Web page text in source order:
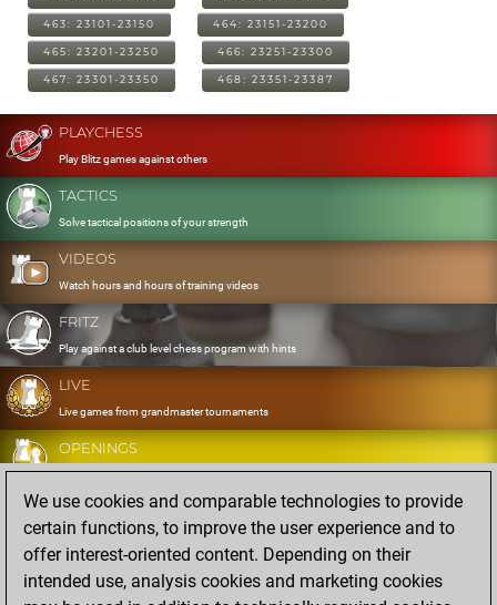
463: 23101-23150 464: 23151-23200
465: 23201-23250 466: 23251-23300
467: 23301-23350 468: 23351-23387
PLAYCHESS
Play Blitz games against others
TACTICS
Solve tactical positions of your strength
VIDEOS
Watch hours and hours of training videos
FRITZ
Play against a club level chess program with hints
LIVE
Live games from grandmaster tournaments
OPENINGS
Develop and exercise your openings
DATABASE
Eight million strong games
MYGAMES
Store and analyse your own games in the cloud
We use cookies and comparable technologies to provide
certain functions, to improve the user experience and to
offer interest-oriented content. Depending on their
intended use, analysis cookies and marketing cookies